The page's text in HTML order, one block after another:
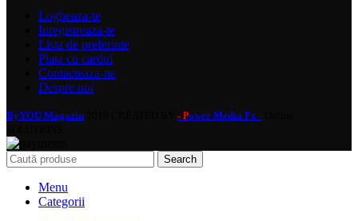
Logheaza-te
Inregistreaza-te
Lista de preferinte
Plata cu cardul
Contacteaza-ne
Despre noi
ByYOU Magazin - Power Media Fx -
Search
Menu
Categorii